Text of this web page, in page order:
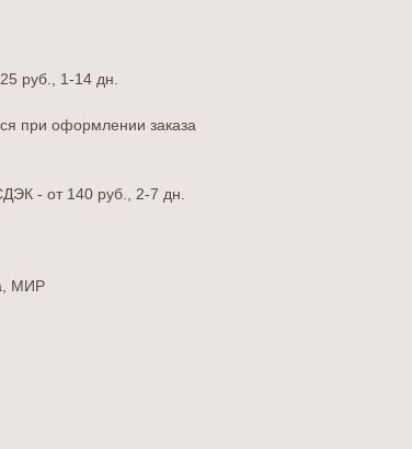
руб., 1-14 дн.
при оформлении заказа
- от 140 руб., 2-7 дн.
МИР